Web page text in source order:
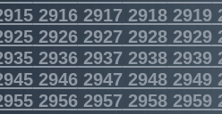
29162917 29182919
29262927 29282929
29362937 29382939
29462947 29482949
29562957 29582959